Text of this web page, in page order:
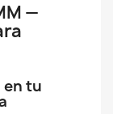
—
en tu